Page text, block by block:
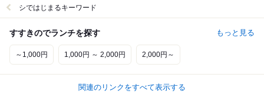
シではじまるキーワード
すすきのでランチを探す もっと見る
～1,000円 1,000円 ～ 2,000円 2,000円～
関連のリンクをすべて表示する